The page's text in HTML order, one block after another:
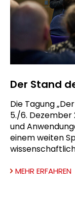
Der Stand
Die Tagung
5./6.
und
einem weiten
MEHR ERFAHREN